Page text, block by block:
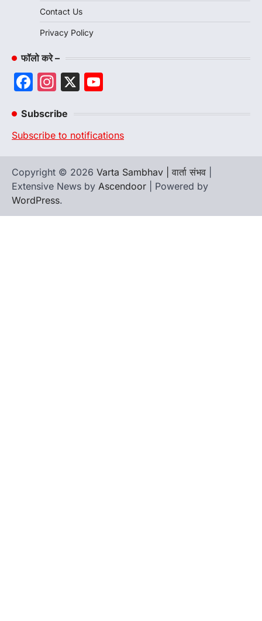
Contact Us
Privacy Policy
फॉलो करे –
Facebook
Instagram
X
Subscribe
Subscribe to notifications
Copyright © 2026 Varta Sambhav | वार्ता संभव
Extensive News by Ascendoor | Powered by
WordPress.